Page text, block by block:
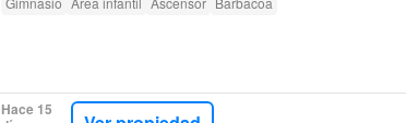
Hace 15